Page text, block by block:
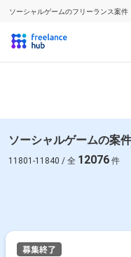
ソーシャルゲームのフリーランス案件
ソーシャルゲームの案
11801-11840 / 全 12076 件